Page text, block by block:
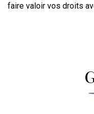
faire valoir vos droits